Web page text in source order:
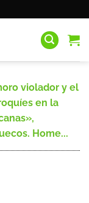
violador y el
en la
Home...